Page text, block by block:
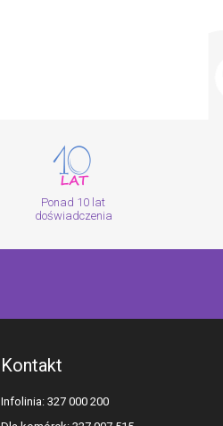
Ponad 10 lat
doświadczenia
Kontakt
Infolinia: 327 000 200